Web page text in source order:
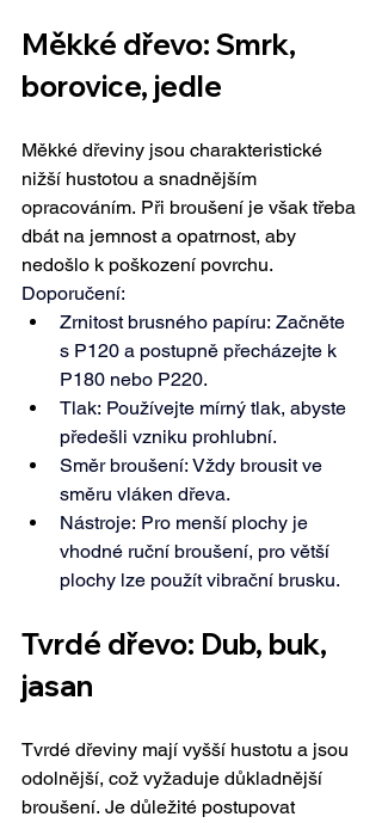
Měkké dřevo: Smrk,
borovice, jedle
Měkké dřeviny jsou charakteristické
nižší hustotou a snadnějším
opracováním. Při broušení je však třeba
dbát na jemnost a opatrnost, aby
nedošlo k poškození povrchu.
Doporučení:
Zrnitost brusného papíru: Začněte
s P120 a postupně přecházejte k
P180 nebo P220.
Tlak: Používejte mírný tlak, abyste
předešli vzniku prohlubní.
Směr broušení: Vždy brousit ve
směru vláken dřeva.
Nástroje: Pro menší plochy je
vhodné ruční broušení, pro větší
plochy lze použít vibrační brusku.
Tvrdé dřevo: Dub, buk,
jasan
Tvrdé dřeviny mají vyšší hustotu a jsou
odolnější, což vyžaduje důkladnější
broušení. Je důležité postupovat